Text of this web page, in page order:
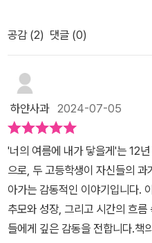
내가 현재, 여기, 이렇게 살아가
전체에 빚지고 있는 셈이다. 우리
대 인류가 있었기에 오늘날 우리
마련해 준 것인지도 모른다. 현재 지금을 순간순간 소중
('너의 여름에 내가 닿을게' 가제
을 제공받아 작성한 글입니다.
길 바라는 마음이 한여름의 그
헛되지 않았으며, 너희의 여름이
밀은 비밀인 채로 있을 때 가장
누구보다 자신을 아끼고 사랑해
안전한 법인데, 은호는 그 사실을
가 이렇게 예민하게 그 시절에
길래로 시작한 의문과 누가 자신
6살의 여름으로 돌아가게 만든
음. 그리고 영영 들춰내어주지 않
의 보호자이며 곁에 있던 어른이
들은 하나같이 울림을 주긴 하지
는 와... 진짜 울컥하는 장면이 많
겠다. 집이었다면 그냥 슬퍼했겠
넘기다가 울컥하는 바람에 힘들
것만 같은 상쾌한 여름 그 자체
때문에 감정이 소용돌이친다. 어
어서 나도 모르게 무더운 여름
책은 무더운 여름(지금처럼), 학
지 않는 은호와 도희를 쫓는 한
의 정체를 찾다가 드디어 둘 사
숨은 이야기를 찾기 위해 여행을
공감 (2) 댓글 (0)
하얀사과2024-07-05
'너의 여름에 내가 닿을게'는 12
으로, 두 고등학생이 자신들의
아가는 감동적인 이야기입니다.
추모와 성장, 그리고 시간의 흐
들에게 깊은 감동을 전합니다.책